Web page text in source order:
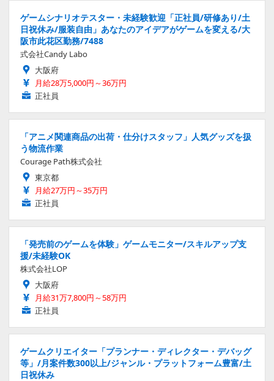
ゲームシナリオテスター・未経験歓迎「正社員/研修あり/土
日祝休み/服装自由」あなたのアイデアがゲームを変える/大
阪市此花区勤務/7488
式会社Candy Labo
大阪府
月給28万5,000円～36万円
正社員
「アニメ関連商品の出荷・仕分けスタッフ」人気グッズを扱
う物流作業
Courage Path株式会社
東京都
月給27万円～35万円
正社員
「発売前のゲームを体験」ゲームモニター/スキルアップ支
援/未経験OK
株式会社LOP
大阪府
月給31万7,800円～58万円
正社員
ゲームクリエイター「プランナー・ディレクター・デバッグ
等」/月案件数300以上/ジャンル・プラットフォーム豊富/土
日祝休み